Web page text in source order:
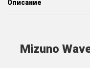
Описание
Mizuno